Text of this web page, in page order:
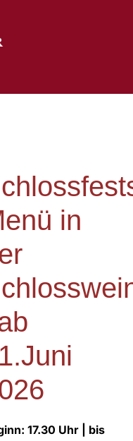
in
17.30 Uhr | bis